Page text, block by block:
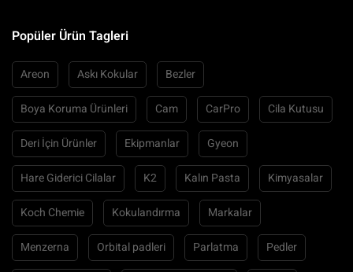
Popüler Ürün Tagleri
Areon Askı Kokular Bezler
Boya Koruma Ürünleri Cam CarPro Cila Kutusu
Deri İçin Ürünler Ekipmanlar Gyeon
Hare Giderici Cilalar K2 Kalın Pasta Kimyasalar
Koch Chemie Kokulandırma Markalar
Menzerna Orbital padleri Parlatma Pedler